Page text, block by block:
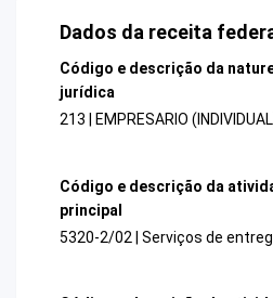
Dados da receita
Código e descrição da
jurídica
213 | EMPRESARIO
Código e descrição da
principal
5320-2/02 | Serviços de